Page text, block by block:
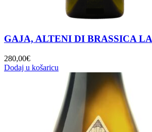
GAJA, ALTENI DI BRASSICA
280,00€
Dodaj u košaricu